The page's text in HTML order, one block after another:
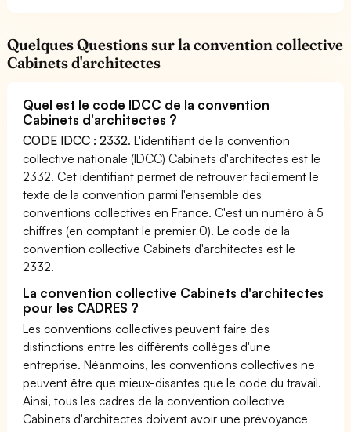
Quelques Questions sur la convention collective
Cabinets d'architectes
Quel est le code IDCC de la convention
Cabinets d'architectes ?
CODE IDCC : 2332. L'identifiant de la convention
collective nationale (IDCC) Cabinets d'architectes est le
2332. Cet identifiant permet de retrouver facilement le
texte de la convention parmi l'ensemble des
conventions collectives en France. C'est un numéro à 5
chiffres (en comptant le premier 0). Le code de la
convention collective Cabinets d'architectes est le
2332.
La convention collective Cabinets d'architectes
pour les CADRES ?
Les conventions collectives peuvent faire des
distinctions entre les différents collèges d'une
entreprise. Néanmoins, les conventions collectives ne
peuvent être que mieux-disantes que le code du travail.
Ainsi, tous les cadres de la convention collective
Cabinets d'architectes doivent avoir une prévoyance